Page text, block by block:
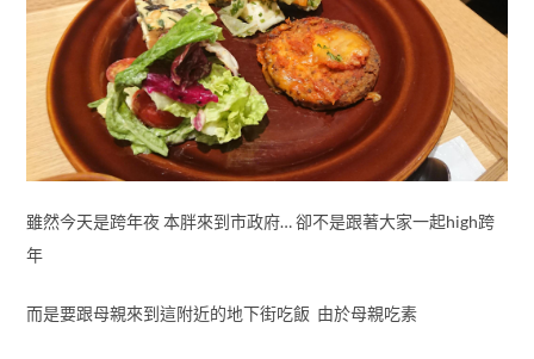
雖然今天是跨年夜 本胖來到市政府… 卻不是跟著大家一起high跨
年
而是要跟母親來到這附近的地下街吃飯 由於母親吃素